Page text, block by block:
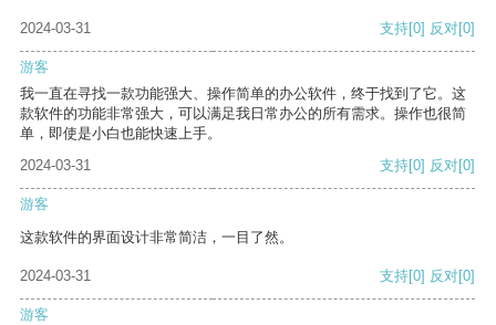
2024-03-31 支持[0] 反对[0]
游客
我一直在寻找一款功能强大、操作简单的办公软件，终于找到了它。这
款软件的功能非常强大，可以满足我日常办公的所有需求。操作也很简
单，即使是小白也能快速上手。
2024-03-31
支持[0] 反对[0]
游客
这款软件的界面设计非常简洁，一目了然。
2024-03-31 支持[0] 反对[0]
游客